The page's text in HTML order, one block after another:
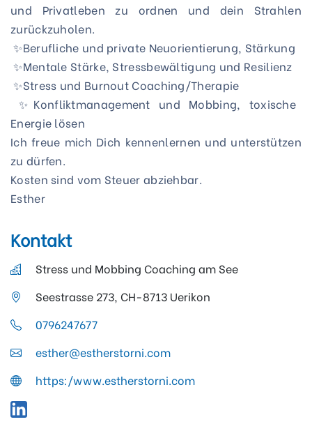
und Privatleben zu ordnen und dein Strahlen
zurückzuholen.
✨Berufliche und private Neuorientierung, Stärkung
✨Mentale Stärke, Stressbewältigung und Resilienz
✨Stress und Burnout Coaching/Therapie
✨Konfliktmanagement und Mobbing, toxische
Energie lösen
Ich freue mich Dich kennenlernen und unterstützen
zu dürfen.
Kosten sind vom Steuer abziehbar.
Esther
Kontakt
Stress und Mobbing Coaching am See
Seestrasse 273, CH-8713 Uerikon
0796247677
esther@estherstorni.com
https:/www.estherstorni.com